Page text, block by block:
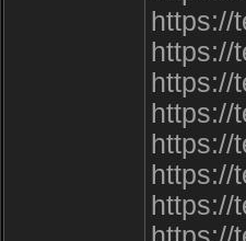
https://
https://
https://
https://
https://
https://
https://